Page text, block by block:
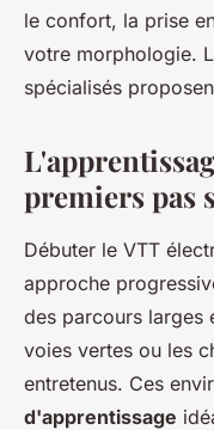
le confort, la prise
votre morphologie.
spécialisés
premiers pas
Débuter le VTT
approche
des parcours larges
voies vertes ou les
entretenus. Ces
d'apprentissage